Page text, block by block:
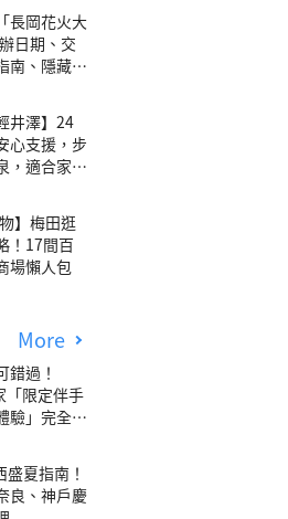
長岡花火大
日期、交
南、隱藏欣
井澤】24
心支援，步
，適合家庭
紀念日的
」】梅田逛
！17間百
場懶人包
More
錯過！
「限定伴手
驗」完全指
夏指南！
良、神戶慶